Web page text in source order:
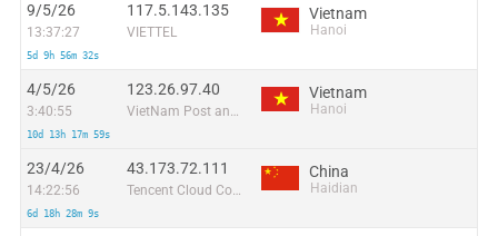
9/5/26
13:37:27
5d 9h 56m 32s
117.5.143.135
VIETTEL
Vietnam
Hanoi
4/5/26
3:40:55
10d 13h 17m 59s
123.26.97.40
VietNam Post and Telecom Corporation
Vietnam
Hanoi
23/4/26
14:22:56
6d 18h 28m 9s
43.173.72.111
Tencent Cloud Computing (Beijing) Co
China
Haidian